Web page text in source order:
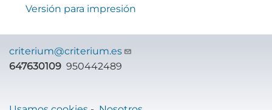
Book
para
Manual
Versión para impresión
criterium@criterium.es
647630109 950442489